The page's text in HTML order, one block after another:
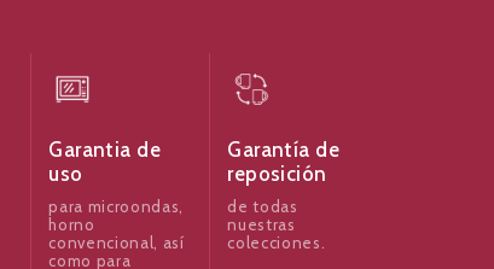
Garantia de
uso
para microondas,
horno
convencional, así
como para
Garantía de
reposición
de todas
nuestras
colecciones.